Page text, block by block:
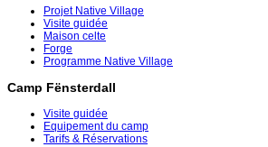
Projet Native Village
Visite guidée
Maison celte
Forge
Programme Native Village
Camp Fënsterdall
Visite guidée
Equipement du camp
Tarifs & Réservations